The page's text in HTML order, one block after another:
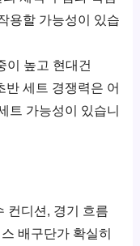
용할 가능성이 있습
이 높고 현대건
반 세트 경쟁력은 어
트 가능성이 있습니
컨디션, 경기 흐름
배구단가 확실히